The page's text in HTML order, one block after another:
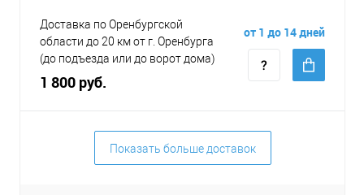
Доставка по Оренбургской
области до 20 км от г. Оренбурга
(до подъезда или до ворот дома)
1 800 руб.
от 1 до 14 дней
Показать больше доставок